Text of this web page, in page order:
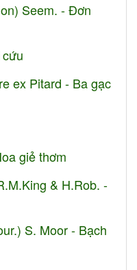
Seem. - Đơn
ex Pitard - Ba gạc
giẻ thơm
& H.Rob. -
S. Moor - Bạch